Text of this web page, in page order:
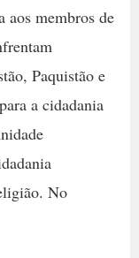
aos membros de
Paquistão e
a cidadania
No